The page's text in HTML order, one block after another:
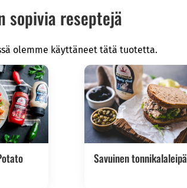
8,8 g
5,5 g
0,5 g
1,2 g
sopivia reseptejä
olemme käyttäneet tätä tuotetta.
Savuinen tonnikalaleipä